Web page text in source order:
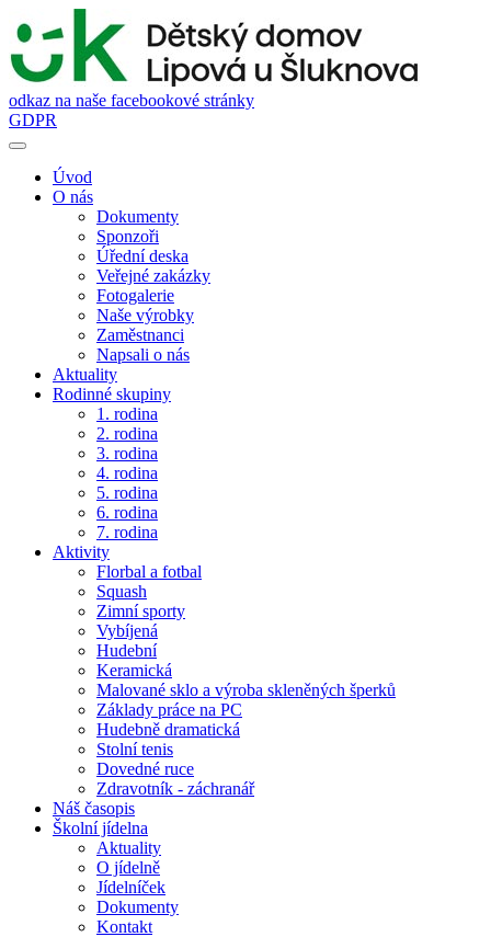
odkaz na naše facebookové stránky
GDPR
Úvod
O nás
Dokumenty
Sponzoři
Úřední deska
Veřejné zakázky
Fotogalerie
Naše výrobky
Zaměstnanci
Napsali o nás
Aktuality
Rodinné skupiny
1. rodina
2. rodina
3. rodina
4. rodina
5. rodina
6. rodina
7. rodina
Aktivity
Florbal a fotbal
Squash
Zimní sporty
Vybíjená
Hudební
Keramická
Malované sklo a výroba skleněných šperků
Základy práce na PC
Hudebně dramatická
Stolní tenis
Dovedné ruce
Zdravotník - záchranář
Náš časopis
Školní jídelna
Aktuality
O jídelně
Jídelníček
Dokumenty
Kontakt